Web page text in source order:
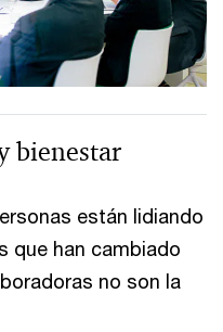
bienestar
están lidiando
que han cambiado
no son la